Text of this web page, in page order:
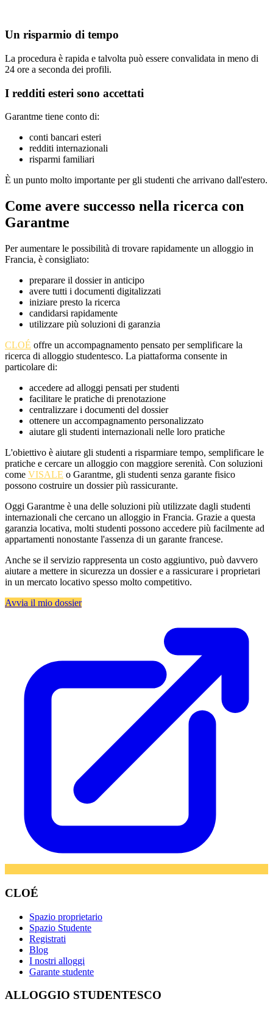
Un risparmio di tempo
La procedura è rapida e talvolta può essere convalidata in meno di
24 ore a seconda dei profili.
I redditi esteri sono accettati
Garantme tiene conto di:
conti bancari esteri
redditi internazionali
risparmi familiari
È un punto molto importante per gli studenti che arrivano dall'estero.
Come avere successo nella ricerca con
Garantme
Per aumentare le possibilità di trovare rapidamente un alloggio in
Francia, è consigliato:
preparare il dossier in anticipo
avere tutti i documenti digitalizzati
iniziare presto la ricerca
candidarsi rapidamente
utilizzare più soluzioni di garanzia
CLOÉ offre un accompagnamento pensato per semplificare la
ricerca di alloggio studentesco. La piattaforma consente in
particolare di:
accedere ad alloggi pensati per studenti
facilitare le pratiche di prenotazione
centralizzare i documenti del dossier
ottenere un accompagnamento personalizzato
aiutare gli studenti internazionali nelle loro pratiche
L'obiettivo è aiutare gli studenti a risparmiare tempo, semplificare le
pratiche e cercare un alloggio con maggiore serenità. Con soluzioni
come VISALE o Garantme, gli studenti senza garante fisico
possono costruire un dossier più rassicurante.
Oggi Garantme è una delle soluzioni più utilizzate dagli studenti
internazionali che cercano un alloggio in Francia. Grazie a questa
garanzia locativa, molti studenti possono accedere più facilmente ad
appartamenti nonostante l'assenza di un garante francese.
Anche se il servizio rappresenta un costo aggiuntivo, può davvero
aiutare a mettere in sicurezza un dossier e a rassicurare i proprietari
in un mercato locativo spesso molto competitivo.
Avvia il mio dossier
CLOÉ
Spazio proprietario
Spazio Studente
Registrati
Blog
I nostri alloggi
Garante studente
ALLOGGIO STUDENTESCO